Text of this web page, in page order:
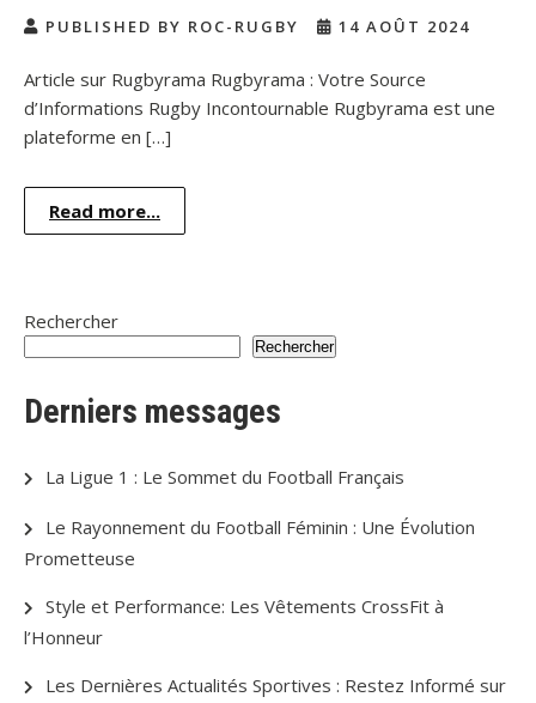
PUBLISHED BY ROC-RUGBY 14 AOÛT 2024
Article sur Rugbyrama Rugbyrama : Votre Source
d’Informations Rugby Incontournable Rugbyrama est une
plateforme en […]
Read more...
Rechercher
Rechercher
Derniers messages
La Ligue 1 : Le Sommet du Football Français
Le Rayonnement du Football Féminin : Une Évolution
Prometteuse
Style et Performance: Les Vêtements CrossFit à
l’Honneur
Les Dernières Actualités Sportives : Restez Informé sur